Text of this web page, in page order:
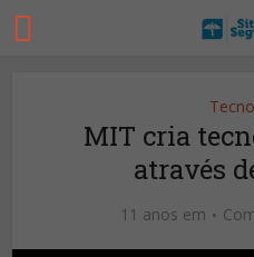
MIT cria
através
11 anos em